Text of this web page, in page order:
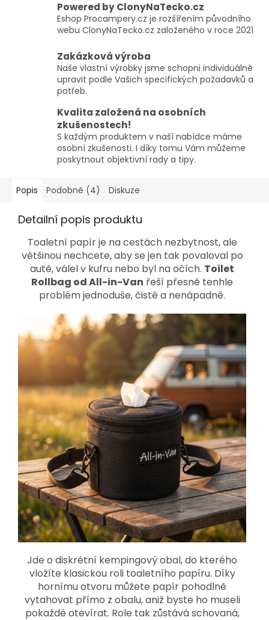
Powered by ClonyNaTecko.cz
Eshop Procampery.cz je rozšířením původního
webu ClonyNaTecko.cz založeného v roce 2021
Zakázková výroba
Naše vlastní výrobky jsme schopni individuálně
upravit podle Vašich specifických požadavků a
potřeb.
Kvalita založená na osobních
zkušenostech!
S každým produktem v naší nabídce máme
osobní zkušenosti. I díky tomu Vám můžeme
poskytnout objektivní rady a tipy.
Popis Podobné (4) Diskuze
Detailní popis produktu
Toaletní papír je na cestách nezbytnost, ale
většinou nechcete, aby se jen tak povaloval po
autě, válel v kufru nebo byl na očích. Toilet
Rollbag od All-in-Van řeší přesně tenhle
problém jednoduše, čistě a nenápadně.
Jde o diskrétní kempingový obal, do kterého
vložíte klasickou roli toaletního papíru. Díky
hornímu otvoru můžete papír pohodlně
vytahovat přímo z obalu, aniž byste ho museli
pokaždé otevírat. Role tak zůstává schovaná,